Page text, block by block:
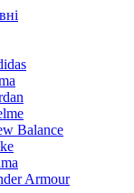
Balance
Armour